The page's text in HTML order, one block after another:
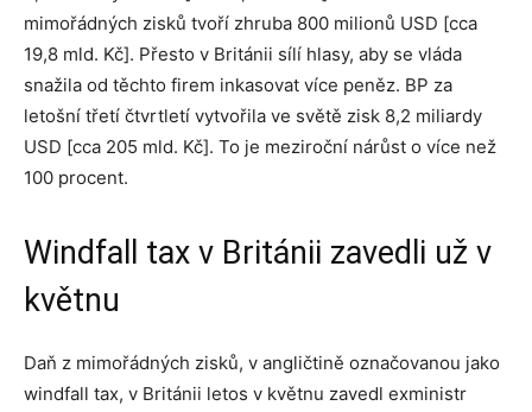
mimořádných zisků tvoří zhruba 800 milionů USD [cca
19,8 mld. Kč]. Přesto v Británii sílí hlasy, aby se vláda
snažila od těchto firem inkasovat více peněz. BP za
letošní třetí čtvrtletí vytvořila ve světě zisk 8,2 miliardy
USD [cca 205 mld. Kč]. To je meziroční nárůst o více než
100 procent.
Windfall tax v Británii zavedli už v
květnu
Daň z mimořádných zisků, v angličtině označovanou jako
windfall tax, v Británii letos v květnu zavedl exministr